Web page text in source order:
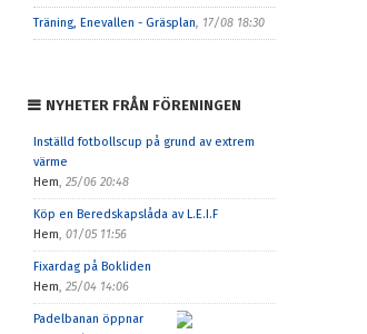
Träning, Enevallen - Gräsplan, 17/08 18:30
NYHETER FRÅN FÖRENINGEN
Inställd fotbollscup på grund av extrem
värme
Hem, 25/06 20:48
Köp en Beredskapslåda av L.E.I.F
Hem, 01/05 11:56
Fixardag på Bokliden
Hem, 25/04 14:06
Padelbanan öppnar